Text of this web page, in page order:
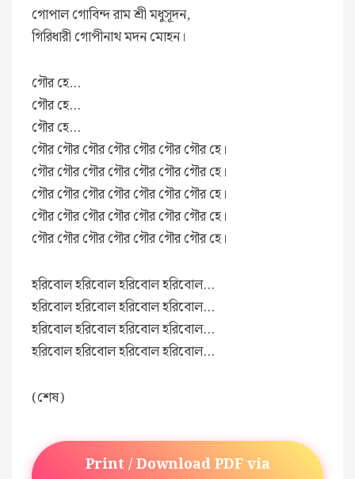
গোপাল গোবিন্দ রাম শ্রী মধুসূদন,
গিরিধারী গোপীনাথ মদন মোহন।
গৌর হে…
গৌর হে…
গৌর হে…
গৌর গৌর গৌর গৌর গৌর গৌর গৌর হে।
গৌর গৌর গৌর গৌর গৌর গৌর গৌর হে।
গৌর গৌর গৌর গৌর গৌর গৌর গৌর হে।
গৌর গৌর গৌর গৌর গৌর গৌর গৌর হে।
গৌর গৌর গৌর গৌর গৌর গৌর গৌর হে।
হরিবোল হরিবোল হরিবোল হরিবোল…
হরিবোল হরিবোল হরিবোল হরিবোল…
হরিবোল হরিবোল হরিবোল হরিবোল…
হরিবোল হরিবোল হরিবোল হরিবোল…
(শেষ)
Print / Download PDF via